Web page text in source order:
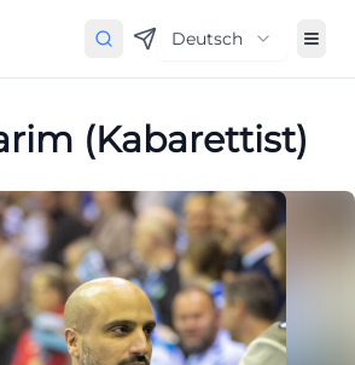
Deutsch
(Kabarettist)